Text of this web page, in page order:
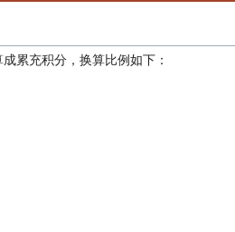
累充积分，换算比例如下：